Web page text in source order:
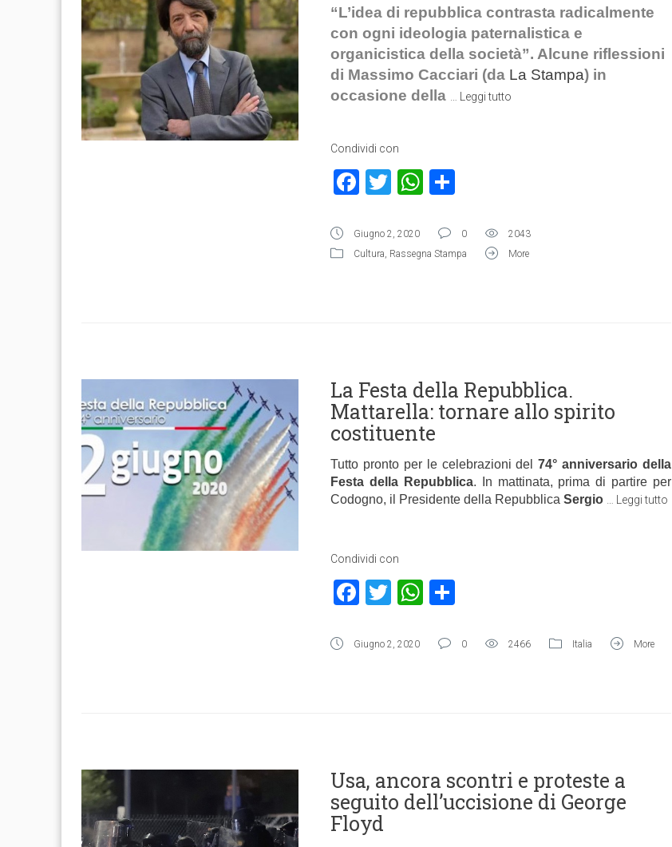
“L’idea di repubblica contrasta radicalmente
con ogni ideologia paternalistica e
organicistica della società”. Alcune riflessioni
di Massimo Cacciari (da La Stampa) in
occasione della
Leggi tutto
Condividi con
Facebook
TwitterWhatsApp
Giugno 2, 2020 0
2043
Cultura, Rassegna Stampa More
La Festa della Repubblica.
Mattarella: tornare allo spirito
costituente
Tutto pronto per le celebrazioni del74° anniversario della
Festa della Repubblica. In mattinata, prima di partire per
Codogno, il Presidente della Repubblica Sergio Leggi tutto
Condividi con
Facebook
TwitterWhatsApp
Giugno 2, 2020 0 2466 Italia More
Usa, ancora scontri e proteste a
seguito dell’uccisione di George
Floyd